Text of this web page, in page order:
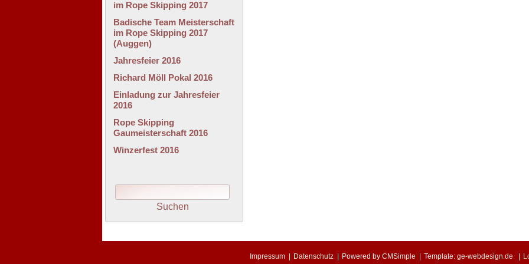
im Rope Skipping 2017
Badische Team Meisterschaft
im Rope Skipping 2017
(Auggen)
Jahresfeier 2016
Richard Möll Pokal 2016
Einladung zur Jahresfeier
2016
Rope Skipping
Gaumeisterschaft 2016
Winzerfest 2016
Impressum Datenschutz Powered by CMSimple Template: ge-webdesign.de